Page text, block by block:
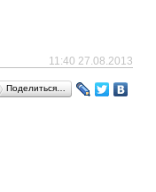
11:40 27.08.2013
Поделиться…